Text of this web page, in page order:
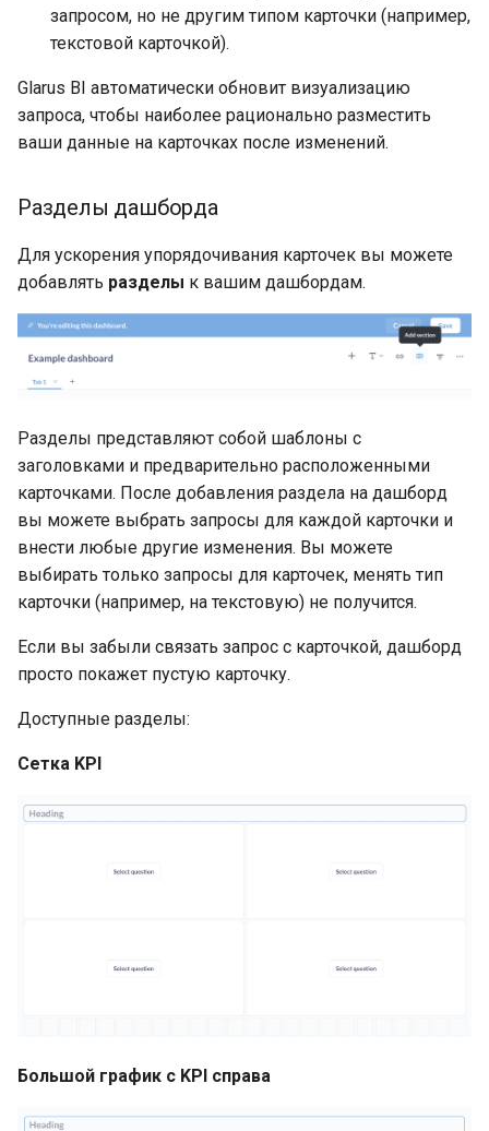
запросом, но не другим типом карточки (например,
текстовой карточкой).
Glarus BI автоматически обновит визуализацию
запроса, чтобы наиболее рационально разместить
ваши данные на карточках после изменений.
Разделы дашборда
Для ускорения упорядочивания карточек вы можете
добавлять разделы к вашим дашбордам.
Разделы представляют собой шаблоны с
заголовками и предварительно расположенными
карточками. После добавления раздела на дашборд
вы можете выбрать запросы для каждой карточки и
внести любые другие изменения. Вы можете
выбирать только запросы для карточек, менять тип
карточки (например, на текстовую) не получится.
Если вы забыли связать запрос с карточкой, дашборд
просто покажет пустую карточку.
Доступные разделы:
Сетка KPI
Большой график с KPI справа